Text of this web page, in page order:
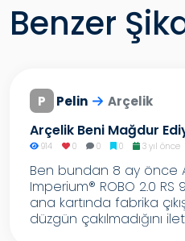
Benzer
P Pelin Arçelik
Arçelik Beni Mağdur
914 0 0 0 3 yıl önce
Ben bundan 8 ay önce
Imperium® ROBO 2.0
ana kartında fabrika
düzgün çakılmadığını